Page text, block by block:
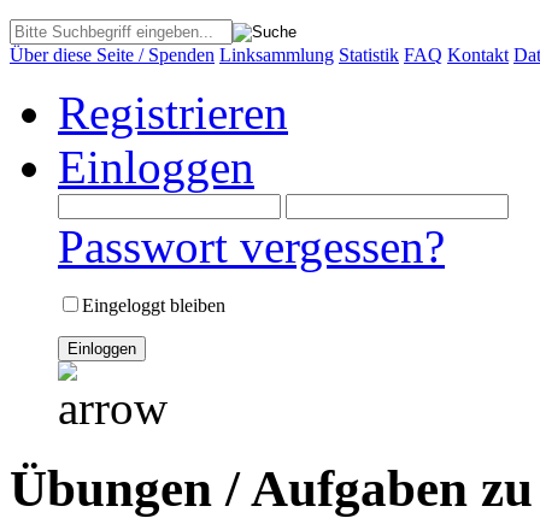
Über diese Seite / Spenden Linksammlung Statistik FAQ Kontakt
Registrieren
Einloggen
Passwort vergessen?
Eingeloggt bleiben
Übungen / Aufgaben